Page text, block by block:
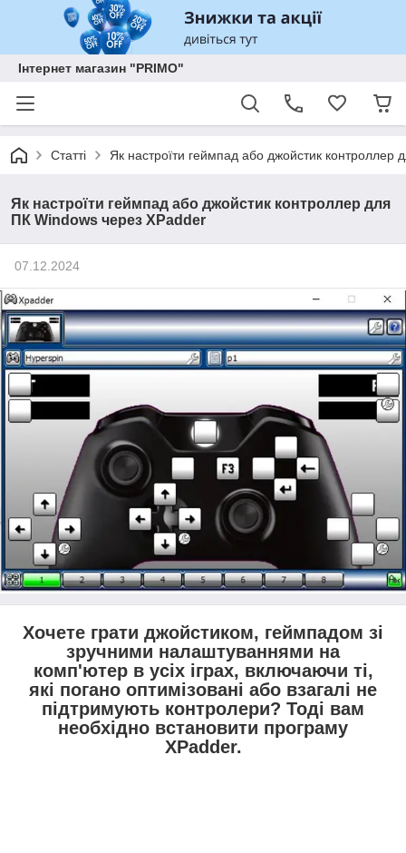
Інтернет магазин "PRIMO"
Статті Як настроїти геймпад або джойстик контроллер
Як настроїти геймпад або джойстик контроллер для
ПК Windows через XPadder
07.12.2024
Хочете грати джойстиком, геймпадом зі
зручними налаштуваннями на
комп'ютер в усіх іграх, включаючи ті,
які погано оптимізовані або взагалі не
підтримують контролери? Тоді вам
необхідно встановити програму
XPadder.